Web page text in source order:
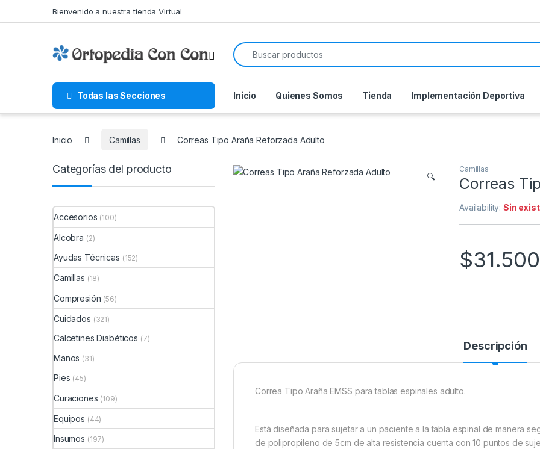
Bienvenido a nuestra tienda Virtual
Search for:
Todas las Secciones Inicio Quienes Somos Tienda Implementación Deportiva
Inicio Camillas Correas Tipo Araña Reforzada Adulto
🔍
Camillas
Correas
Availability:Sin
$31.500
Descripción
Correa Tipo Araña EMSS para tablas espinales adulto.
Está diseñada para sujetar a un paciente a la tabla espinal de manera
de polipropileno de 5cm de alta resistencia cuenta con 10 puntos de
Categorías del producto
Accesorios (100)
Alcobra (2)
Ayudas Técnicas (152)
Camillas (18)
Compresión (56)
Cuidados (321)
Calcetines Diabéticos (7)
Manos (31)
Pies (45)
Curaciones (109)
Equipos (44)
Insumos (197)